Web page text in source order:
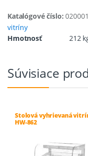
Katalógové číslo:
vitríny
Hmotnosť
212
Súvisiace
Stolová vyhrievaná
HW-862